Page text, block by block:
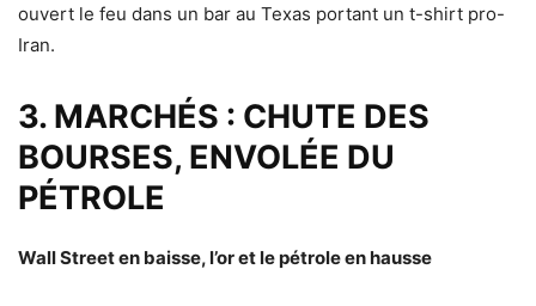
ouvert le feu dans un bar au Texas portant un t-shirt pro-
Iran.
3. MARCHÉS : CHUTE DES
BOURSES, ENVOLÉE DU
PÉTROLE
Wall Street en baisse, l’or et le pétrole en hausse